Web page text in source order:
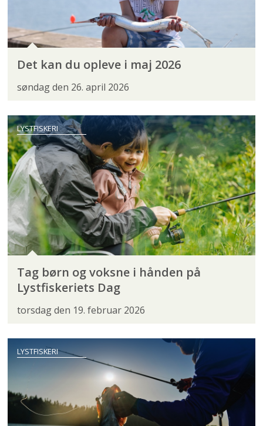
Det kan du opleve i maj 2026
søndag den 26. april 2026
LYSTFISKERI
Tag børn og voksne i hånden på
Lystfiskeriets Dag
torsdag den 19. februar 2026
LYSTFISKERI